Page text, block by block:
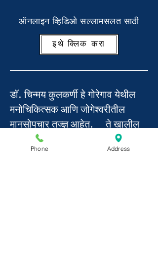
ऑनलाइन व्हिडिओ सल्लामसलत साठी
इथे क्लिक करा
डॉ. चिन्मय कुलकर्णी हे गोरेगाव येथील
मनोचिकित्सक आणि जोगेश्वरीतील
मानसोपचार तज्ज्ञ आहेत. ते खालील
केंद्रांवर भेट देतात-
Phone Address